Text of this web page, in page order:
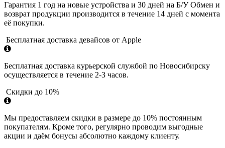
Гарантия 1 год на новые устройства и 30 дней на Б/У Обмен и
возврат продукции производится в течение 14 дней с момента
её покупки.
Бесплатная доставка девайсов от Apple
Бесплатная доставка курьерской службой по Новосибирску
осуществляется в течение 2-3 часов.
Скидки до 10%
Мы предоставляем скидки в размере до 10% постоянным
покупателям. Кроме того, регулярно проводим выгодные
акции и даём бонусы абсолютно каждому клиенту.